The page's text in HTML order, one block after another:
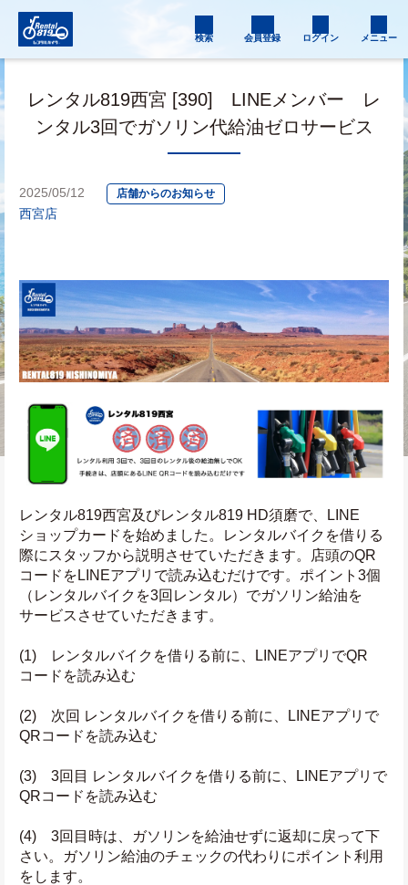
検索 会員登録 ログイン メニュー
レンタル819西宮 [390] LINEメンバー レ
ンタル3回でガソリン代給油ゼロサービス
2025/05/12 店舗からのお知らせ
西宮店
レンタル819西宮及びレンタル819 HD須磨で、LINE
ショップカードを始めました。レンタルバイクを借りる
際にスタッフから説明させていただきます。店頭のQR
コードをLINEアプリで読み込むだけです。ポイント3個
（レンタルバイクを3回レンタル）でガソリン給油を
サービスさせていただきます。
(1)　レンタルバイクを借りる前に、LINEアプリでQR
コードを読み込む
(2)　次回 レンタルバイクを借りる前に、LINEアプリで
QRコードを読み込む
(3)　3回目 レンタルバイクを借りる前に、LINEアプリで
QRコードを読み込む
(4)　3回目時は、ガソリンを給油せずに返却に戻って下
さい。ガソリン給油のチェックの代わりにポイント利用
をします。